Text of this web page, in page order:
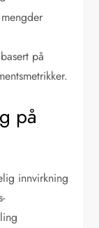
på
på
innvirkning